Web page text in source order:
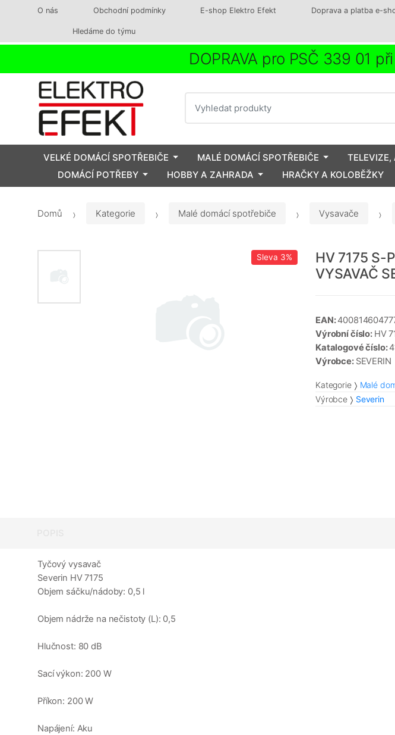
O nás Obchodní podmínky E-shop Elektro Efekt Doprava a platba e-
Hledáme do týmu
DOPRAVA pro PSČ 339 01
VELKÉ DOMÁCÍ SPOTŘEBIČE MALÉ DOMÁCÍ SPOTŘEBIČE TELEVIZE,
DOMÁCÍ POTŘEBY
HOBBY A ZAHRADA HRAČKY A KOLOBĚŽKY
Domů Kategorie Malé domácí spotřebiče Vysavače
Sleva 3%
HV 7175 S-
VYSAVAČ
EAN:
Výrobní číslo: HV
Katalogové číslo:
Výrobce: SEVERIN
Kategorie Malé
Výrobce
Severin
Tyčový vysavač
Severin HV 7175
Objem sáčku/nádoby: 0,5 l
Objem nádrže na nečistoty (L): 0,5
Hlučnost: 80 dB
Sací výkon: 200 W
Příkon: 200 W
Napájení: Aku